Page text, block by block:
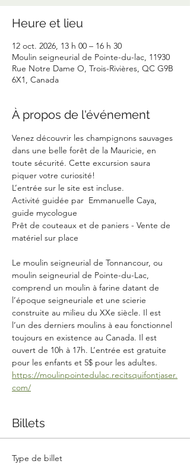
Heure et lieu
12 oct. 2026, 13 h 00 – 16 h 30
Moulin seigneurial de Pointe-du-lac, 11930
Rue Notre Dame O, Trois-Rivières, QC G9B
6X1, Canada
À propos de l'événement
Venez découvrir les champignons sauvages
dans une belle forêt de la Mauricie, en
toute sécurité. Cette excursion saura
piquer votre curiosité!
L’entrée sur le site est incluse.
Activité guidée par  Emmanuelle Caya,
guide mycologue
Prêt de couteaux et de paniers - Vente de
matériel sur place
Le moulin seigneurial de Tonnancour, ou
moulin seigneurial de Pointe-du-Lac,
comprend un moulin à farine datant de
l’époque seigneuriale et une scierie
construite au milieu du XXe siècle. Il est
l’un des derniers moulins à eau fonctionnel
toujours en existence au Canada. Il est
ouvert de 10h à 17h. L’entrée est gratuite
pour les enfants et 5$ pour les adultes.
https://moulinpointedulac.recitsquifontjaser.
com/
Billets
Type de billet